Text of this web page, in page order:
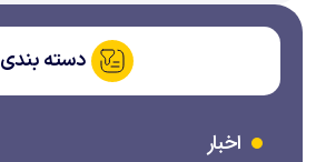
دسته بندی
اخبار